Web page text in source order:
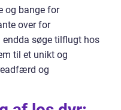
og bange for
over for
søge tilflugt hos
til et unikt og
og